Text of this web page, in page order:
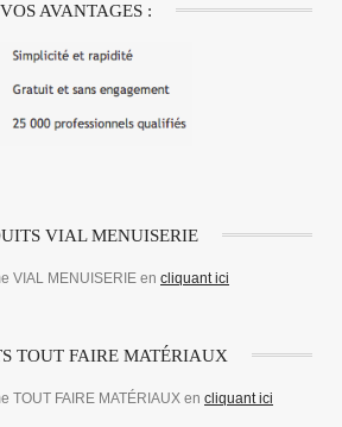
VOS AVANTAGES :
VIAL MENUISERIE
VIAL MENUISERIE en cliquant ici
TOUT FAIRE MATÉRIAUX
TOUT FAIRE MATÉRIAUX en cliquant ici